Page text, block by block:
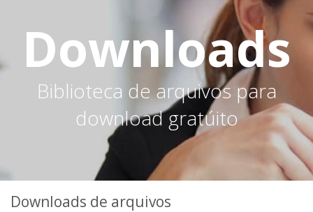
Downloads
Biblioteca de arquivos para
download gratúito
Downloads de arquivos